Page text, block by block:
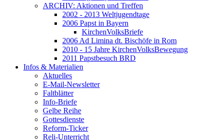
ARCHIV: Aktionen und Treffen
2002 - 2013 Weltjugendtage
2006 Papst in Bayern
KirchenVolksBriefe
2006 Ad Limina dt. Bischöfe in Rom
2010 - 15 Jahre KirchenVolksBewegung
2011 Papstbesuch BRD
Infos & Materialien
Aktuelles
E-Mail-Newsletter
Faltblätter
Info-Briefe
Gelbe Reihe
Gottesdienste
Reform-Ticker
Reli-Unterricht